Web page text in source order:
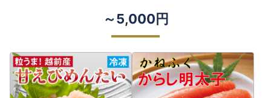
～5,000円